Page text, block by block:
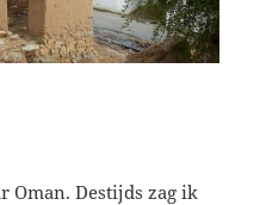
Oman. Destijds zag ik